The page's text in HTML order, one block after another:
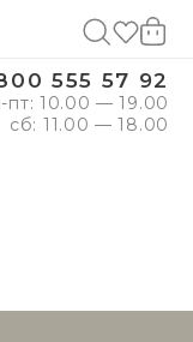
555 57 92
пт: 10.00 — 19.00
сб: 11.00 — 18.00